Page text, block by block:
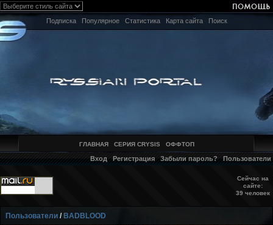
Подписка Популярное Статистика Карта сайта Поиск
ГЛАВНАЯ СЕРИЯ CRYSIS ОФФТОП
Вход Регистрация Забыли пароль? Пользователи
Сейчас на
сайте:
39 человек
Пользователи / BADBLOOD